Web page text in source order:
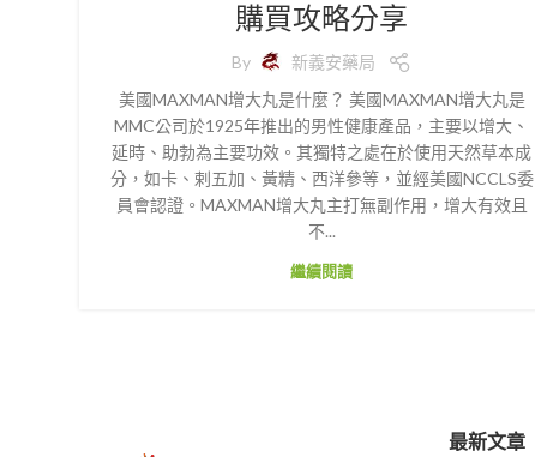
購買攻略分享
By
新義安藥局
美國MAXMAN增大丸是什麼？ 美國MAXMAN增大丸是
MMC公司於1925年推出的男性健康產品，主要以增大、
延時、助勃為主要功效。其獨特之處在於使用天然草本成
分，如卡、剌五加、黃精、西洋參等，並經美國NCCLS委
員會認證。MAXMAN增大丸主打無副作用，增大有效且
不...
繼續閱讀
最新文章